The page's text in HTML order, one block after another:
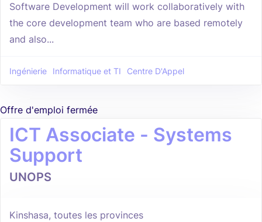
Software Development will work collaboratively with
the core development team who are based remotely
and also...
Ingénierie Informatique et TI Centre D'Appel
Offre d'emploi fermée
ICT Associate - Systems
Support
UNOPS
Kinshasa, toutes les provinces